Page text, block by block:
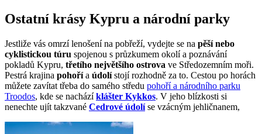
Ostatní krásy Kypru a národní parky
Jestliže vás omrzí lenošení na pobřeží, vydejte se na pěší nebo
cyklistickou túru spojenou s průzkumem okolí a poznávání
pokladů Kypru, třetího největšího ostrova ve Středozemním moři.
Pestrá krajina pohořía údolístojí rozhodně za to. Cestou po horách
můžete zavítat třeba do samého středu pohoří a národního parku
Troodos, kde se nacházíklášter Kykkos. V jeho blízkosti si
nenechte ujít takzvané Cedrové údolíse vzácným jehličnanem,